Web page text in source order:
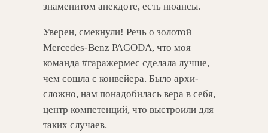
знаменитом анекдоте, есть нюансы.
Уверен, смекнули! Речь о золотой
Mercedes-Benz PAGODA, что моя
команда #гаражермес сделала лучше,
чем сошла с конвейера. Было архи-
сложно, нам понадобилась вера в себя,
центр компетенций, что выстроили для
таких случаев.